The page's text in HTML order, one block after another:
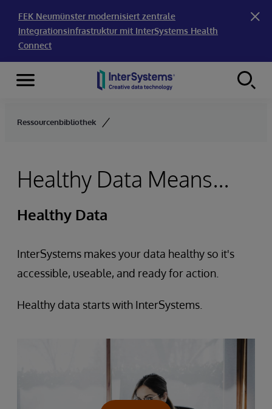
FEK Neumünster modernisiert zentrale
Integrationsinfrastruktur mit InterSystems Health
Connect
Skip to content
Menu
Ressourcenbibliothek
Healthy Data Means...
Healthy Data
InterSystems makes your data healthy so it's
accessible, useable, and ready for action.
Healthy data starts with InterSystems.